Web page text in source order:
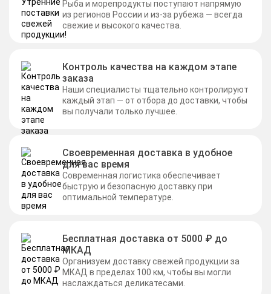
Рыба и морепродукты поступают напрямую
из регионов России и из-за рубежа — всегда
свежие и высокого качества.
Контроль качества на каждом этапе
заказа
Наши специалисты тщательно контролируют
каждый этап — от отбора до доставки, чтобы
вы получали только лучшее.
Своевременная доставка в удобное
для вас время
Современная логистика обеспечивает
быструю и безопасную доставку при
оптимальной температуре.
Бесплатная доставка от 5000 ₽ до
МКАД
Организуем доставку свежей продукции за
МКАД в пределах 100 км, чтобы вы могли
наслаждаться деликатесами.